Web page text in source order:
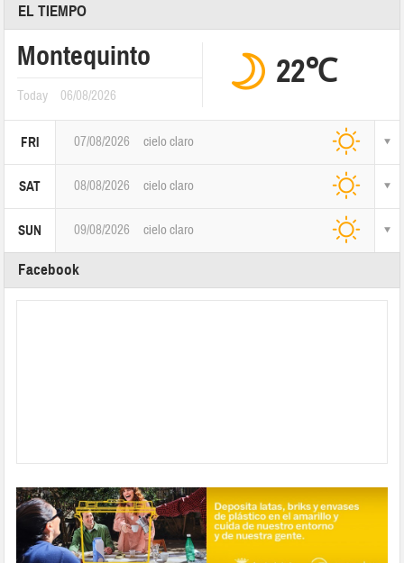
EL TIEMPO
Montequinto
Today 06/08/2026
22℃
FRI 07/08/2026 cielo claro
SAT 08/08/2026 cielo claro
SUN 09/08/2026 cielo claro
Facebook